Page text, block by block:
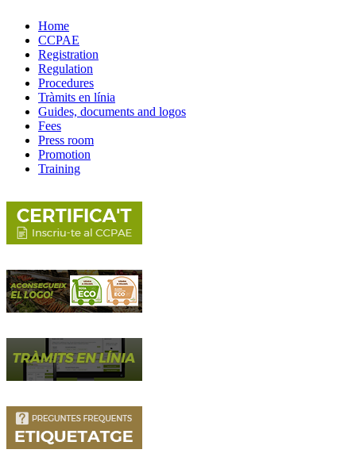
Home
CCPAE
Registration
Regulation
Procedures
Tràmits en línia
Guides, documents and logos
Fees
Press room
Promotion
Training